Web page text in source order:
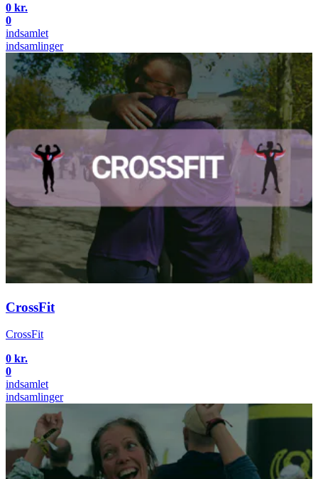
0 kr.
0
indsamlet
indsamlinger
CrossFit
CrossFit
0 kr.
0
indsamlet
indsamlinger